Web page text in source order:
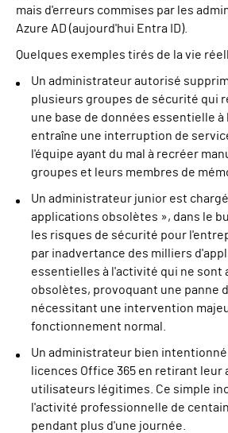
mais d'erreurs commises par les
Azure AD (aujourd'hui Entra ID).
Quelques exemples tirés de la vie
Un administrateur autorisé
plusieurs groupes de sécurité qui
une base de données essentielle à
entraîne une interruption de
l'équipe ayant du mal à recréer
groupes et leurs membres de
Un administrateur junior est
applications obsolètes », dans le
les risques de sécurité pour
par inadvertance des milliers
essentielles à l'activité qui ne sont
obsolètes, provoquant une panne
nécessitant une intervention
fonctionnement normal.
Un administrateur bien intentionné
licences Office 365 en retirant
utilisateurs légitimes. Ce simple
l'activité professionnelle de
pendant plus d'une journée.